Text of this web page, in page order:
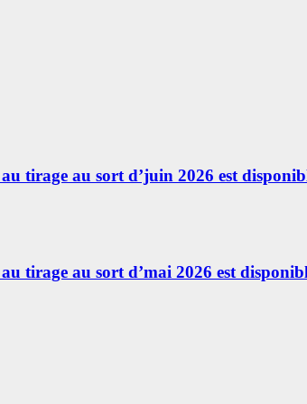
tirage au sort d’juin 2026 est
tirage au sort d’mai 2026 est